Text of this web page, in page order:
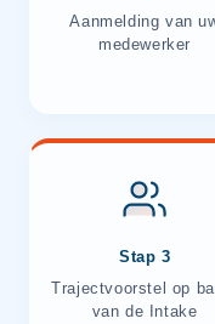
Aanmelding van
medewerker
Stap 3
Trajectvoorstel op
van de Intake